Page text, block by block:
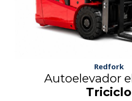
Redfork
Autoelevador
Triciclo